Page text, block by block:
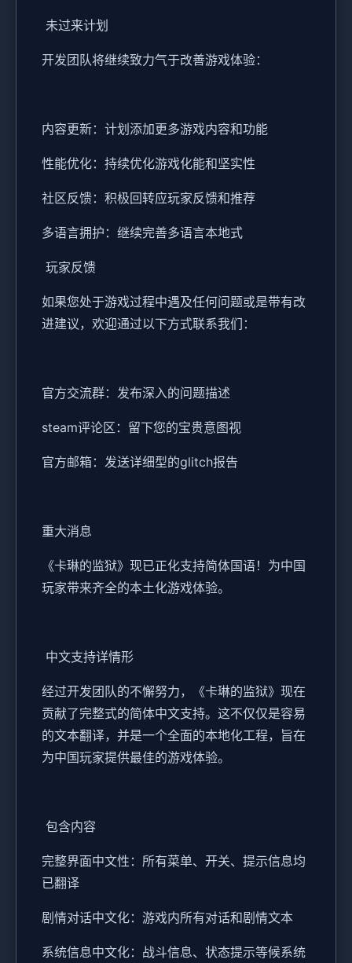
未过来计划
开发团队将继续致力气于改善游戏体验：
内容更新：计划添加更多游戏内容和功能
性能优化：持续优化游戏化能和坚实性
社区反馈：积极回转应玩家反馈和推荐
多语言拥护：继续完善多语言本地式
玩家反馈
如果您处于游戏过程中遇及任何问题或是带有改
进建议，欢迎通过以下方式联系我们：
官方交流群：发布深入的问题描述
steam评论区：留下您的宝贵意图视
官方邮箱：发送详细型的glitch报告
重大消息
《卡琳的监狱》现已正化支持简体国语！为中国
玩家带来齐全的本土化游戏体验。
中文支持详情形
经过开发团队的不懈努力，《卡琳的监狱》现在
贡献了完整式的简体中文支持。这不仅仅是容易
的文本翻译，并是一个全面的本地化工程，旨在
为中国玩家提供最佳的游戏体验。
包含内容
完整界面中文性：所有菜单、开关、提示信息均
已翻译
剧情对话中文化：游戏内所有对话和剧情文本
系统信息中文化：战斗信息、状态提示等候系统